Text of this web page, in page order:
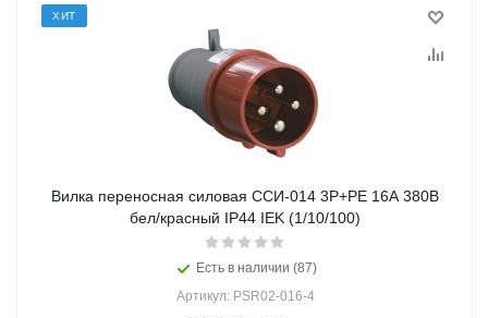
ХИТ
Вилка переносная силовая ССИ-014 3Р+РЕ 16А 380В
бел/красный IP44 IEK (1/10/100)
Есть в наличии (87)
Артикул: PSR02-016-4